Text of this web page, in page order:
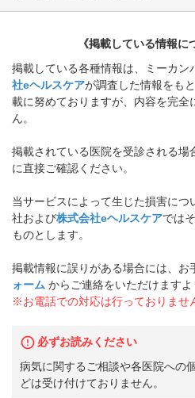
《掲載している情報に
掲載している各種情報は、ミーカン
社eヘルスケアが調査した情報をも
載に努めておりますが、内容を完全
ん。
掲載されている医院を受診される場
に直接ご確認ください。
当サービスによって生じた損害につ
社および株式会社eヘルスケアでは
ものとします。
掲載情報に誤りがある場合には、お
ォーム からご連絡をいただけますよ
※お電話での対応は行っておりませ
必ずお読みください
病気に関するご相談や各医院への
どは受け付けておりません。